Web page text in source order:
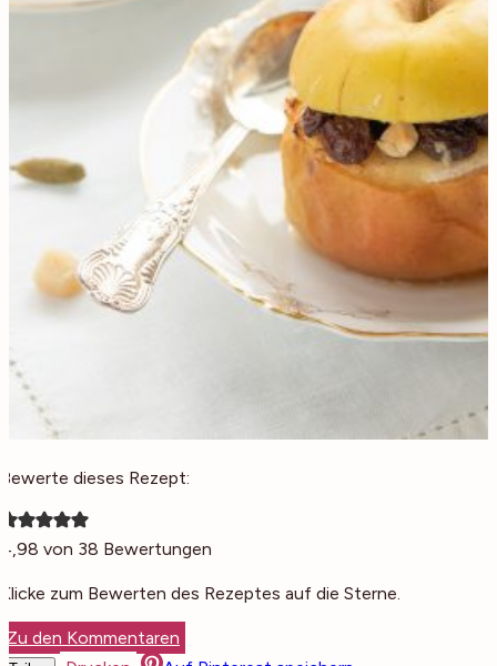
Bewerte dieses Rezept:
4,98 von 38 Bewertungen
Klicke zum Bewerten des Rezeptes auf die Sterne.
Zu den Kommentaren